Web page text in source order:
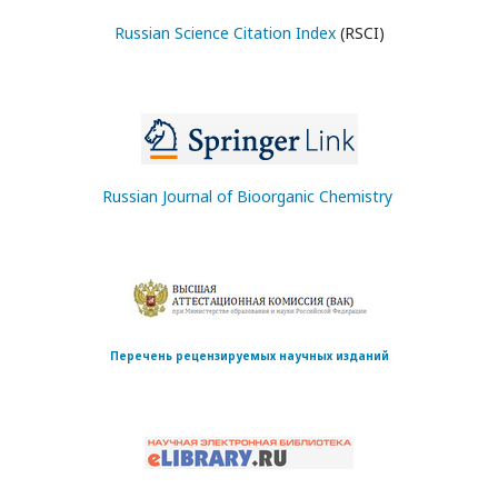
Russian Science Citation Index(RSCI)
Russian Journal of Bioorganic Chemistry
Перечень рецензируемых научных изданий